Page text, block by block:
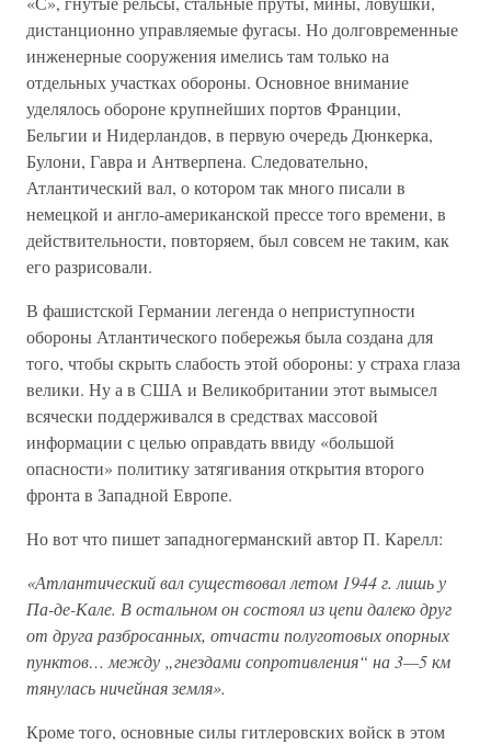
дистанционно управляемые фугасы. Но долговременные
инженерные сооружения имелись там только на
отдельных участках обороны. Основное внимание
уделялось обороне крупнейших портов Франции,
Бельгии и Нидерландов, в первую очередь Дюнкерка,
Булони, Гавра и Антверпена. Следовательно,
Атлантический вал, о котором так много писали в
немецкой и англо-американской прессе того времени, в
действительности, повторяем, был совсем не таким, как
его разрисовали.
В фашистской Германии легенда о неприступности
обороны Атлантического побережья была создана для
того, чтобы скрыть слабость этой обороны: у страха глаза
велики. Ну а в США и Великобритании этот вымысел
всячески поддерживался в средствах массовой
информации с целью оправдать ввиду «большой
опасности» политику затягивания открытия второго
фронта в Западной Европе.
Но вот что пишет западногерманский автор П. Карелл:
«Атлантический вал существовал летом 1944 г. лишь у
Па-де-Кале. В остальном он состоял из цепи далеко друг
от друга разбросанных, отчасти полуготовых опорных
пунктов… между „гнездами сопротивления“ на 3—5 км
тянулась ничейная земля».
Кроме того, основные силы гитлеровских войск в этом